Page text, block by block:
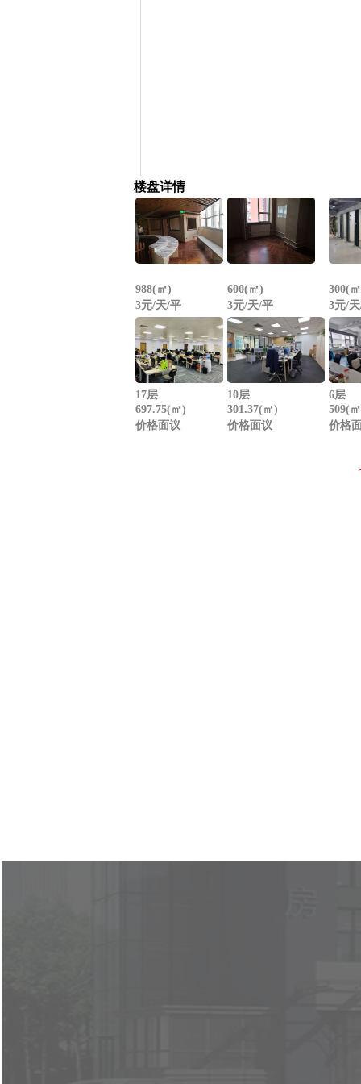
楼盘详情
988(㎡)
3元/天/平
600(㎡)
3元/天/平
300(
3元/
17层
697.75(㎡)
价格面议
10层
301.37(㎡)
价格面议
6层
509(
价格